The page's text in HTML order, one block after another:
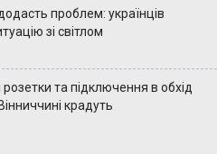
проблем: українців
зі світлом
розетки та підключення в обхід
крадуть